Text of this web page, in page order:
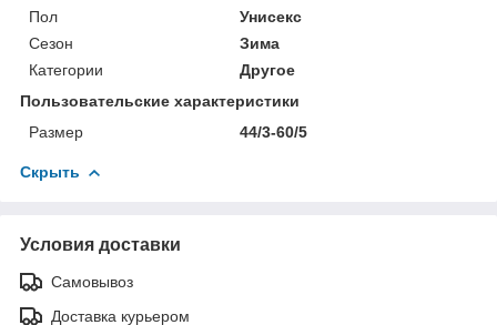
Пол
Унисекс
Сезон
Зима
Категории
Другое
Пользовательские характеристики
Размер
44/3-60/5
Скрыть
Условия доставки
Самовывоз
Доставка курьером